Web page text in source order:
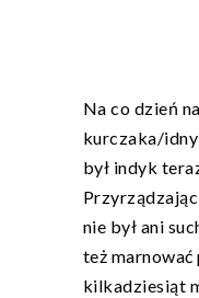
Na co dzień
kurczaka/
był indyk
nie był ani
też
kilkadziesiąt